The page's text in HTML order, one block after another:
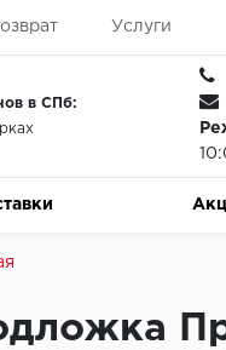
Услуги
в СПб: